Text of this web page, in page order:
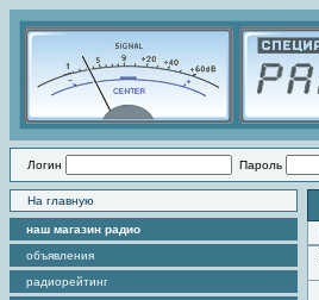
Логин Пароль
На главную
наш магазин радио
объявления
радиорейтинг